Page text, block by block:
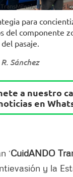
S.A- Todos
para
del componente
pasaje.
Sánchez
a nuestro
en
‘CuidANDO
y la